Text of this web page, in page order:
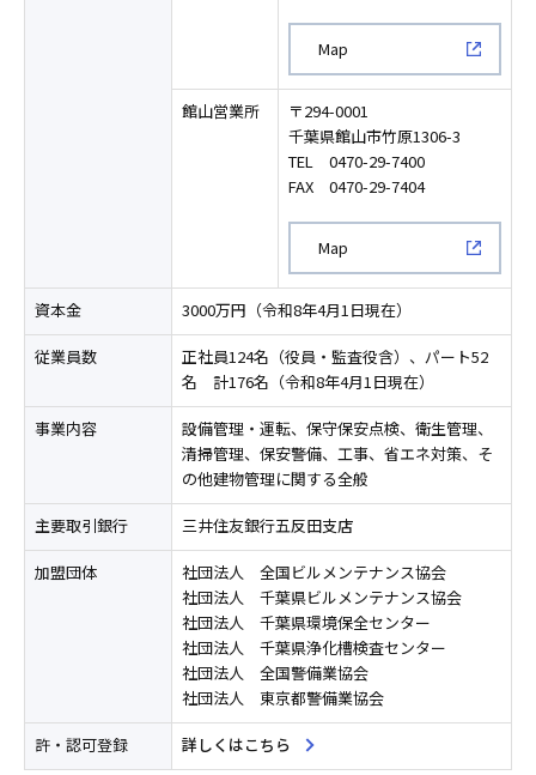
Map 新規ウィンドウで開く
館山営業所
〒294-0001
千葉県館山市竹原1306-3
TEL 0470-29-7400
FAX 0470-29-7404
Map 新規ウィンドウで開く
資本金 3000万円（令和8年4月1日現在）
従業員数
正社員124名（役員・監査役含）、パート52
名 計176名（令和8年4月1日現在）
事業内容
設備管理・運転、保守保安点検、衛生管理、
清掃管理、保安警備、工事、省エネ対策、そ
の他建物管理に関する全般
主要取引銀行 三井住友銀行五反田支店
加盟団体
社団法人 全国ビルメンテナンス協会
社団法人 千葉県ビルメンテナンス協会
社団法人 千葉県環境保全センター
社団法人 千葉県浄化槽検査センター
社団法人 全国警備業協会
社団法人 東京都警備業協会
許・認可登録 詳しくはこちら